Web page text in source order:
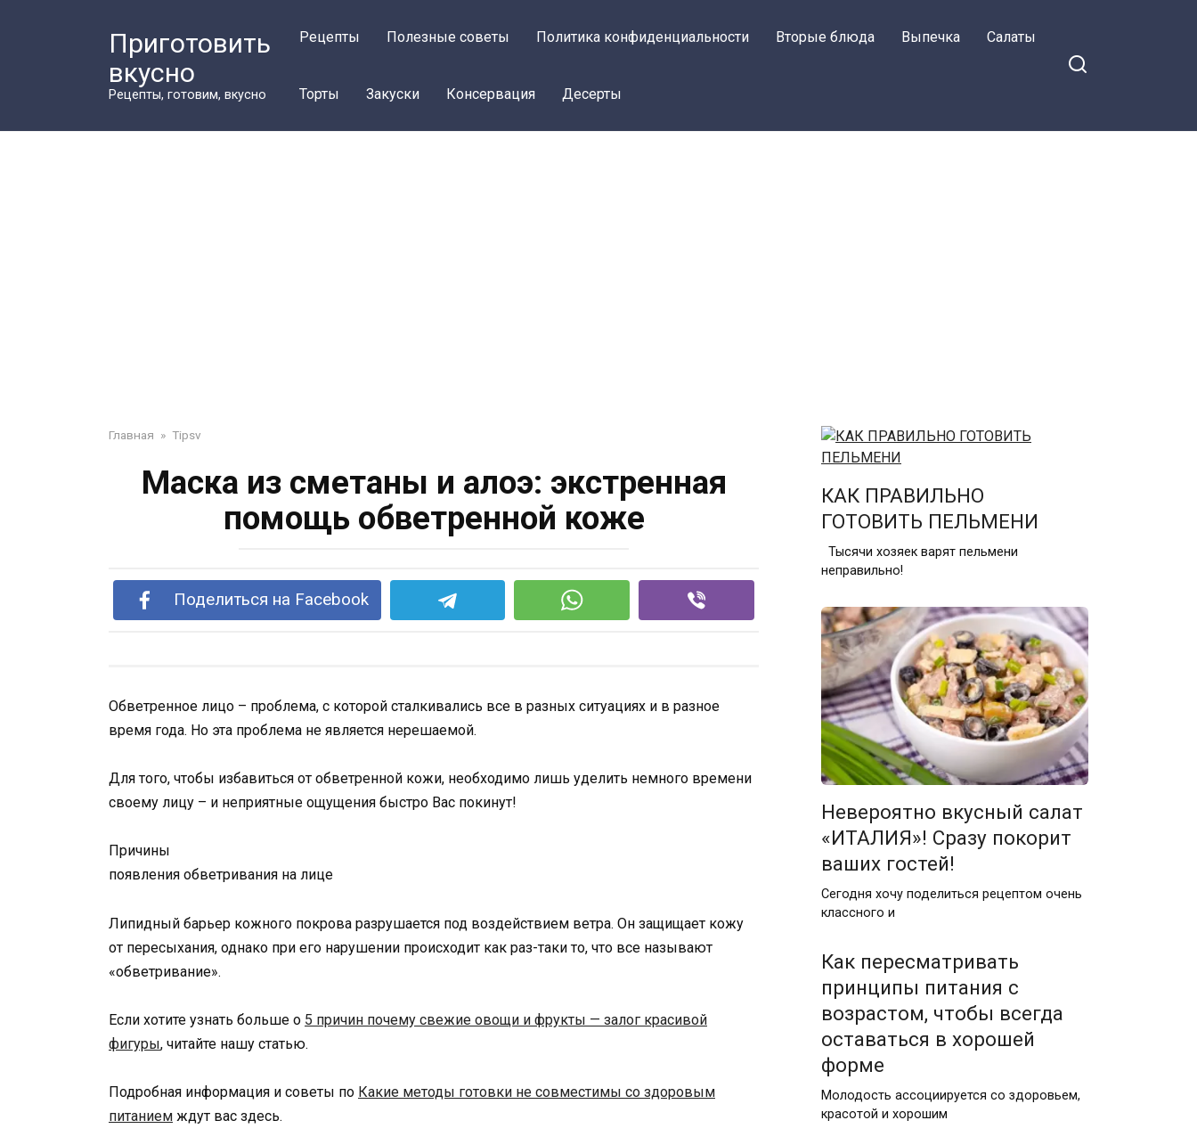
Приготовить
вкусно
Рецепты, готовим, вкусно
Рецепты Полезные советы Политика конфиденциальности Вторые блюда Выпечка Салаты
Торты Закуски Консервация Десерты
Главная » Tipsv
Маска из сметаны и алоэ: экстренная
помощь обветренной коже
Поделиться на Facebook
Обветренное лицо – проблема, с которой сталкивались все в разных ситуациях и в разное
время года. Но эта проблема не является нерешаемой.
Для того, чтобы избавиться от обветренной кожи, необходимо лишь уделить немного времени
своему лицу – и неприятные ощущения быстро Вас покинут!
Причины
появления обветривания на лице
Липидный барьер кожного покрова разрушается под воздействием ветра. Он защищает кожу
от пересыхания, однако при его нарушении происходит как раз-таки то, что все называют
«обветривание».
Если хотите узнать больше о 5 причин почему свежие овощи и фрукты — залог красивой
фигуры, читайте нашу статью.
Подробная информация и советы по Какие методы готовки не совместимы со здоровым
питанием ждут вас здесь.
КАК ПРАВИЛЬНО
ГОТОВИТЬ ПЕЛЬМЕНИ
Тысячи хозяек варят пельмени
неправильно!
Невероятно вкусный салат
«ИТАЛИЯ»! Сразу покорит
ваших гостей!
Сегодня хочу поделиться рецептом очень
классного и
Как пересматривать
принципы питания с
возрастом, чтобы всегда
оставаться в хорошей
форме
Молодость ассоциируется со здоровьем,
красотой и хорошим